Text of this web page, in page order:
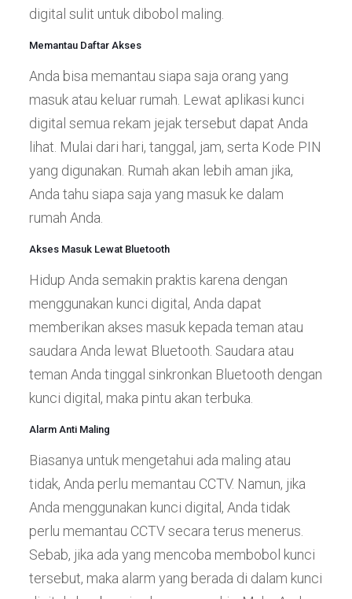
digital sulit untuk dibobol maling.
Memantau Daftar Akses
Anda bisa memantau siapa saja orang yang
masuk atau keluar rumah. Lewat aplikasi kunci
digital semua rekam jejak tersebut dapat Anda
lihat. Mulai dari hari, tanggal, jam, serta Kode PIN
yang digunakan. Rumah akan lebih aman jika,
Anda tahu siapa saja yang masuk ke dalam
rumah Anda.
Akses Masuk Lewat Bluetooth
Hidup Anda semakin praktis karena dengan
menggunakan kunci digital, Anda dapat
memberikan akses masuk kepada teman atau
saudara Anda lewat Bluetooth. Saudara atau
teman Anda tinggal sinkronkan Bluetooth dengan
kunci digital, maka pintu akan terbuka.
Alarm Anti Maling
Biasanya untuk mengetahui ada maling atau
tidak, Anda perlu memantau CCTV. Namun, jika
Anda menggunakan kunci digital, Anda tidak
perlu memantau CCTV secara terus menerus.
Sebab, jika ada yang mencoba membobol kunci
tersebut, maka alarm yang berada di dalam kunci